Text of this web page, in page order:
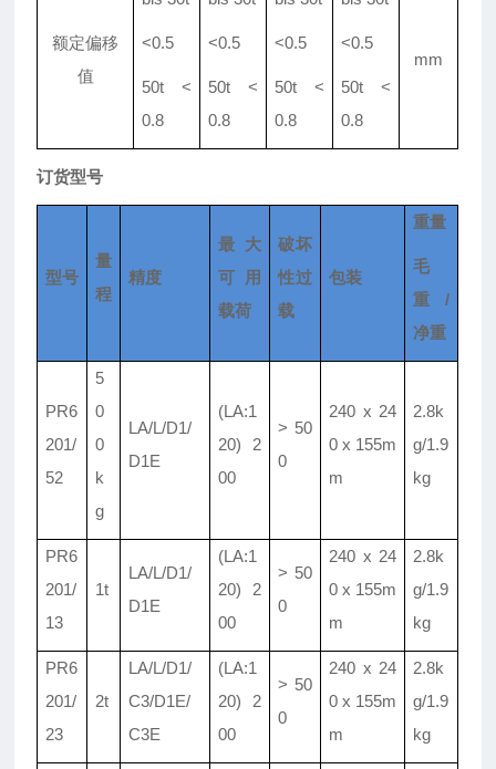
额定偏移
值
<0.5
50t <
0.8
<0.5
50t <
0.8
<0.5
50t <
0.8
<0.5
50t <
0.8
mm
订货型号
型号
量
程
精度
最大
可用
载荷
破坏
性过
载
包装
重量
毛
重/
净重
PR6
201/
52
5
0
0
k
g
LA/L/D1/
D1E
(LA:1
20) 2
00
> 50
0
240 x 24
0 x 155m
m
2.8k
g/1.9
kg
PR6
201/
13
1t
LA/L/D1/
D1E
(LA:1
20) 2
00
> 50
0
240 x 24
0 x 155m
m
2.8k
g/1.9
kg
PR6
201/
23
2t
LA/L/D1/
C3/D1E/
C3E
(LA:1
20) 2
00
> 50
0
240 x 24
0 x 155m
m
2.8k
g/1.9
kg